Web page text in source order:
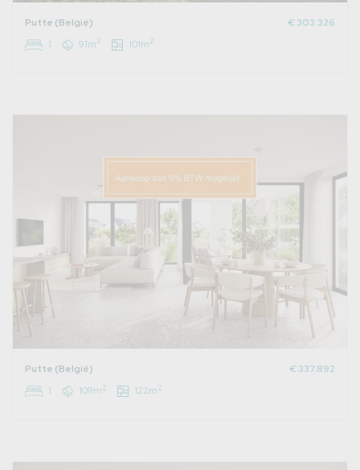
Putte (België)
€ 303.326
1
91m2 101m2
Putte (België)
€ 337.892
1
109m2 122m2